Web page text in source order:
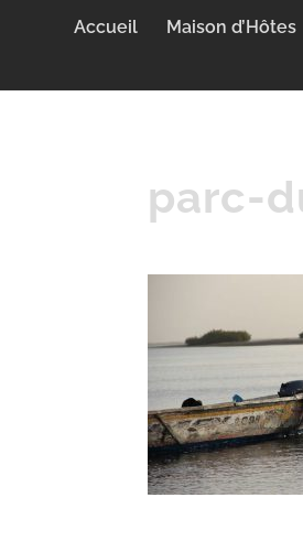
Accueil Maison d’Hôtes
parc-